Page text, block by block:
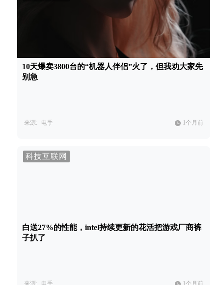
10天爆卖3800台的“机器人伴侣”火了，但我劝大家先
别急
来源: 电手 1个月前
科技互联网
白送27%的性能，intel持续更新的花活把游戏厂商裤
子扒了
来源: 电手 1个月前